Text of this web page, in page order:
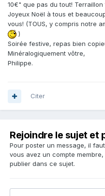
10€" que pas du tout!
Joyeux Noël à tous et
vous! (TOUS, y compris notre
)
Soirée festive, repas bien
Minéralogiquement vôtre,
Philippe.
Citer
Rejoindre le sujet et
Pour poster un message, il
vous avez un compte membre,
publier dans ce sujet.